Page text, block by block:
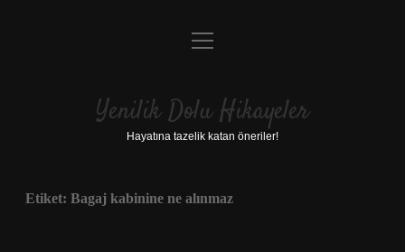
Anasayfa
Yasal Uyarı
menüyü
Yenilik Dolu Hikayeler
Hayatına tazelik katan öneriler!
Etiket: Bagaj kabinine ne alınmaz